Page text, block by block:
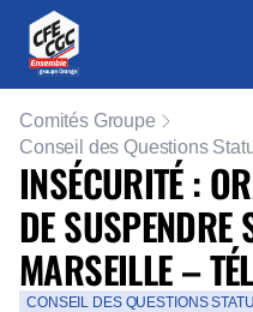
Comités Groupe
Conseil des Questions
INSÉCURITÉ :
DE SUSPENDRE
MARSEILLE –
CONSEIL DES QUESTIONS